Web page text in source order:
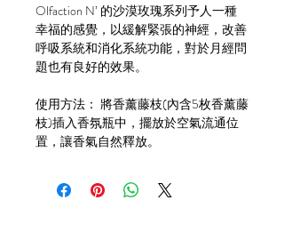
Olfaction N’ 的沙漠玫瑰系列予人一種
幸福的感覺，以緩解緊張的神經，改善
呼吸系統和消化系統功能，對於月經問
題也有良好的效果。
使用方法： 將香薰藤枝(內含5枚香薰藤
枝)插入香氛瓶中，擺放於空氣流通位
置，讓香氣自然釋放。